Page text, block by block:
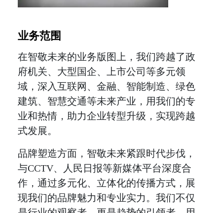
业务范围
在智敬未来的业务版图上，我们跨越了政
府机关、大型国企、上市公司等多元领
域，深入互联网、金融、智能制造、绿色
建筑、智慧交通等未来产业，用我们的专
业和热情，助力企业转型升级，实现跨越
式发展。
品牌塑造方面，智敬未来紧跟时代步伐，
与CCTV、人民日报等新媒体平台深度合
作，通过多元化、立体化的传播方式，展
现我们的品牌魅力和专业实力。我们不仅